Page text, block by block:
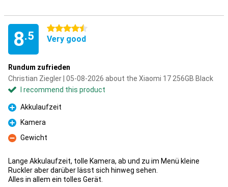
8.5
4.5 stars
Very good
Rundum zufrieden
Christian Ziegler | 05-08-2026 about the Xiaomi 17 256GB Black
I recommend this product
Pro
Akkulaufzeit
Pro
Kamera
Con
Gewicht
Lange Akkulaufzeit, tolle Kamera, ab und zu im Menü kleine
Ruckler aber darüber lässt sich hinweg sehen.
Alles in allem ein tolles Gerät.